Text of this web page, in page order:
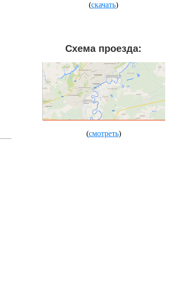
(скачать)
Схема проезда:
(смотреть)